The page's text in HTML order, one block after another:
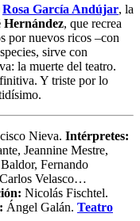
Rosa García Andújar, la
Hernández, que recrea
por nuevos ricos –con
sirve con
la muerte del teatro.
Y triste por lo
Nieva. Intérpretes:
Jeannine Mestre,
Fernando
Velasco…
Nicolás Fischtel.
Ángel Galán. Teatro